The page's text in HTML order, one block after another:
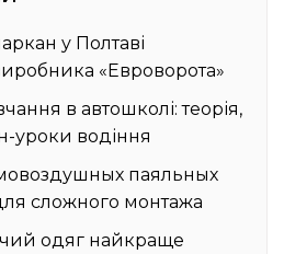
у Полтаві
«Евроворота»
в автошколі: теорія,
уроки водіння
паяльных
сложного монтажа
одяг найкраще